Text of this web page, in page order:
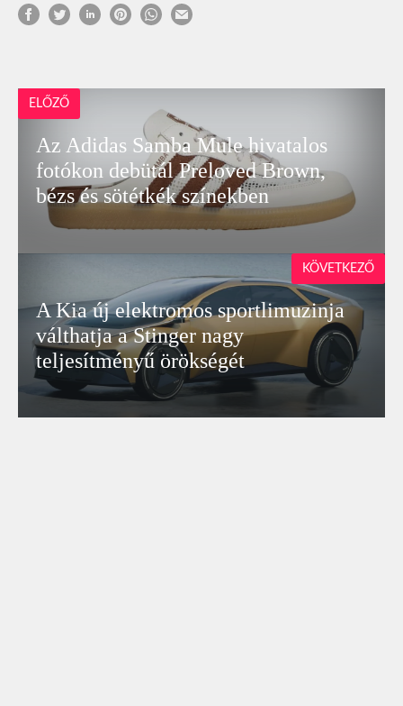
ELŐZŐ
Az Adidas Samba Mule hivatalos
fotókon debütál Preloved Brown,
bézs és sötétkék színekben
A Kia új elektromos sportlimuzinja
válthatja a Stinger nagy
teljesítményű örökségét
KÖVETKEZŐ